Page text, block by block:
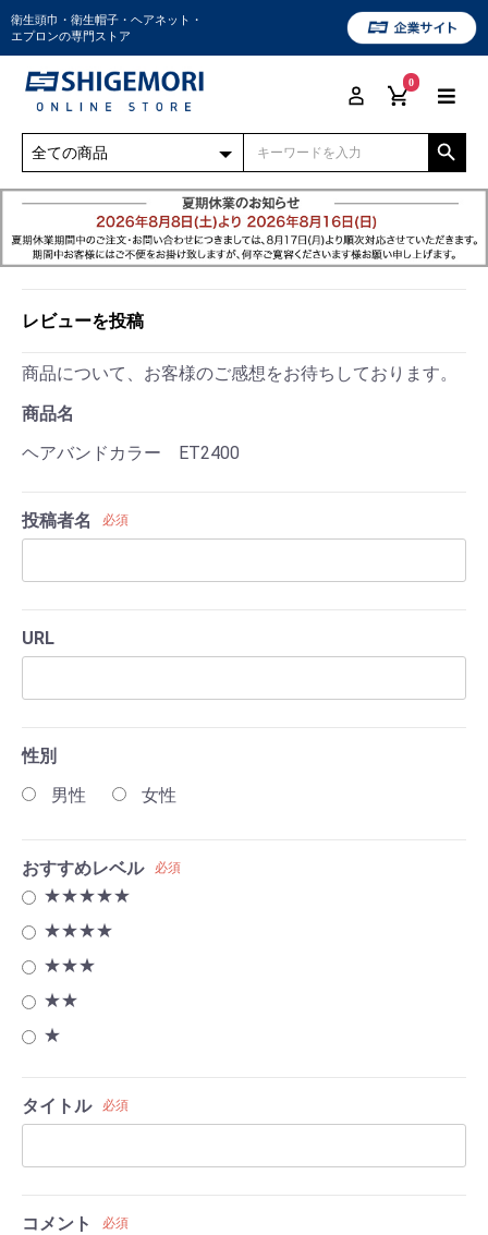
衛生頭巾・衛生帽子・ヘアネット・
エプロンの専門ストア
0
レビューを投稿
商品について、お客様のご感想をお待ちしております。
商品名
ヘアバンドカラー ET2400
投稿者名 必須
URL
性別
男性
女性
おすすめレベル 必須
★★★★★
★★★★
★★★
★★
★
タイトル 必須
コメント 必須